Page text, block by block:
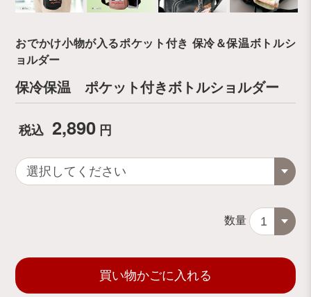
おでかけ小物が入るポケット付き 保冷＆保温ボトルシ
ョルダー
保冷保温 ポケット付きボトルショルダー
税込 2,890 円
数量
買い物かごに入れる